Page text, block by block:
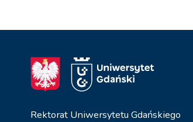
Rektorat Uniwersytetu Gdańskiego